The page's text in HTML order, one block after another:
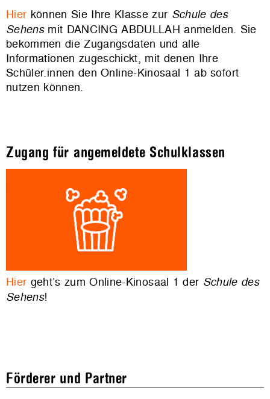
Hier können Sie Ihre Klasse zur Schule des
Sehensmit DANCING ABDULLAH anmelden. Sie
bekommen die Zugangsdaten und alle
Informationen zugeschickt, mit denen Ihre
Schüler.innen den Online-Kinosaal 1 ab sofort
nutzen können.
Zugang für angemeldete Schulklassen
Hier geht’s zum Online-Kinosaal 1 der Schule des
Sehens!
Förderer und Partner